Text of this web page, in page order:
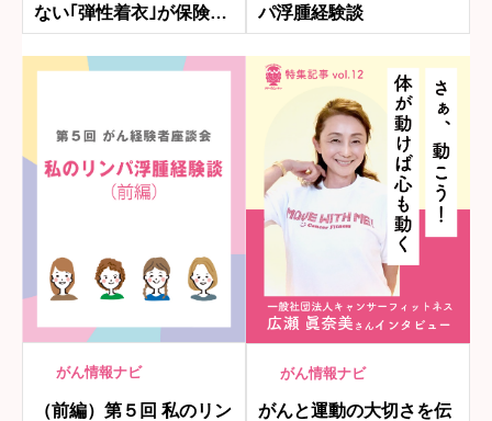
ない｢弾性着衣｣が保険適
用になるまでの舞台裏
パ浮腫経験談
がん情報ナビ
（前編）第５回 私のリン
がん情報ナビ
がんと運動の大切さを伝